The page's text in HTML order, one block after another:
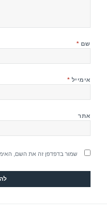
שם *
אימייל *
אתר
שמור בדפדפן זה את השם,